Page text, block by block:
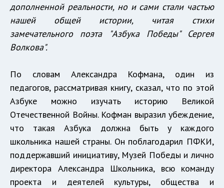
дополненной реальности, но и сами стали частью
нашей общей истории, читая стихи
замечательного поэта "Азбука Победы" Сергея
Волкова".
По словам Александра Кофмана, один из
педагогов, рассматривая книгу, сказал, что по этой
Азбуке можно изучать историю Великой
Отечественной Войны. Кофман выразил убеждение,
что такая Азбука должна быть у каждого
школьника нашей страны. Он поблагодарил ПФКИ,
поддержавший инициативу, Музей Победы и лично
директора Александра Школьника, всю команду
проекта и деятелей культуры, общества и